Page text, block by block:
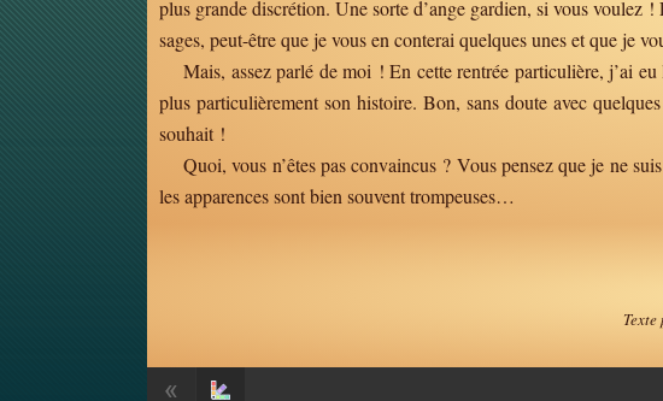
plus grande discrétion. Une sorte d’ange gardien, si vous voulez
sages, peut-être que je vous en conterai quelques unes et que je
Mais, assez parlé de moi ! En cette rentrée particulière, j’ai
plus particulièrement son histoire. Bon, sans doute avec
souhait !
Quoi, vous n’êtes pas convaincus ? Vous pensez que je ne
les apparences sont bien souvent trompeuses…
«